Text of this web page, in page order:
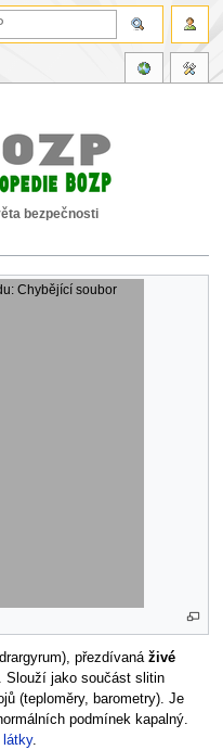
bezpečnosti
Chybějící soubor
přezdívaná živé
Slouží jako součást slitin
(teploměry, barometry). Je
podmínek kapalný.
.